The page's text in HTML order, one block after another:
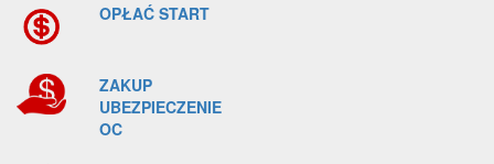
OPŁAĆ START
ZAKUP
UBEZPIECZENIE
OC